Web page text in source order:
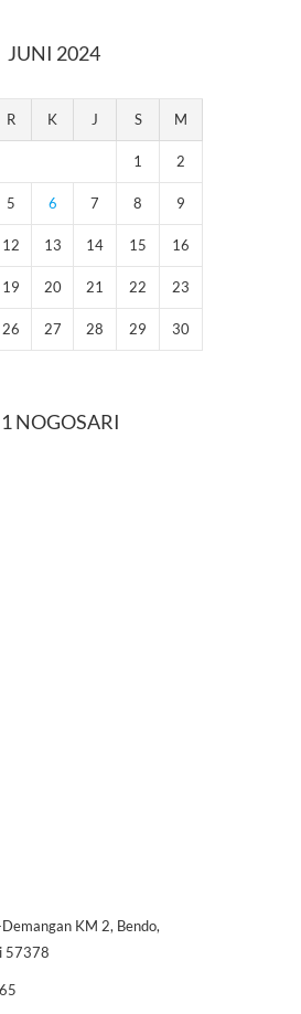
JUNI 2024
R K J S M
1 2
5 6 7 8 9
12 13 14 15 16
19 20 21 22 23
26 27 28 29
30
NOGOSARI
KM 2, Bendo,
57378